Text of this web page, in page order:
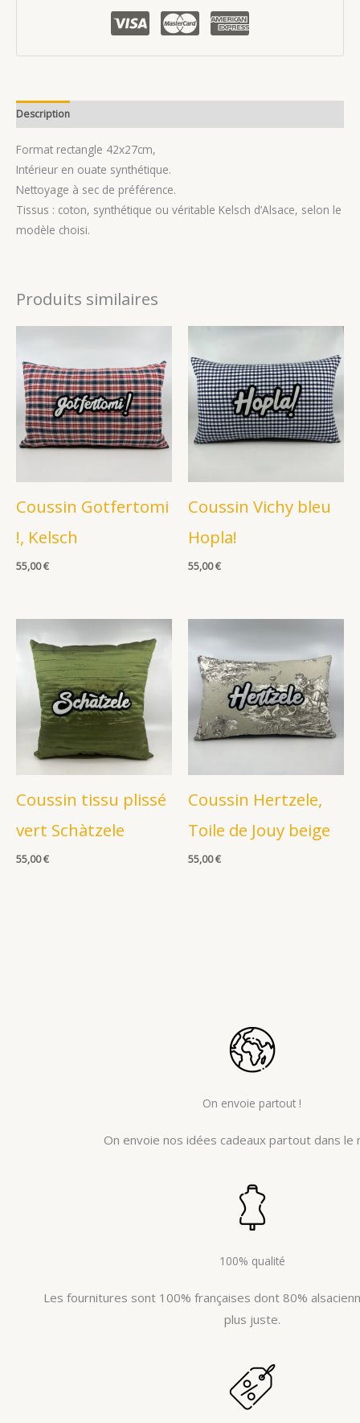
Description
Format rectangle 42x27cm,
Intérieur en ouate synthétique.
Nettoyage à sec de préférence.
Tissus : coton, synthétique ou véritable Kelsch d’Alsace, selon le
modèle choisi.
Produits similaires
Coussin Gotfertomi
!, Kelsch
55,00€
Coussin Vichy bleu
Hopla!
55,00€
Coussin tissu plissé
vert Schàtzele
55,00€
Coussin Hertzele,
Toile de Jouy beige
55,00€
On envoie partout !
On envoie nos idées cadeaux partout dans le
100% qualité
Les fournitures sont 100% françaises dont 80%
plus juste.